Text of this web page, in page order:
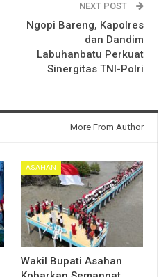
NEXT POST
Ngopi Bareng, Kapolres
dan Dandim
Labuhanbatu Perkuat
Sinergitas TNI-Polri
More From Author
ASAHAN
Wakil Bupati Asahan